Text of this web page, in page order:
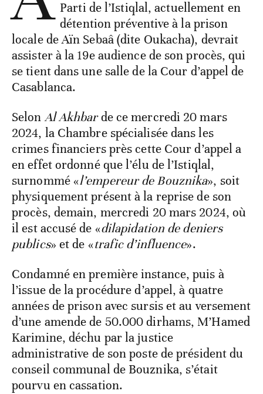
Parti de l’Istiqlal, actuellement en
détention préventive à la prison
locale de Aïn Sebaâ (dite Oukacha), devrait
assister à la 19e audience de son procès, qui
se tient dans une salle de la Cour d’appel de
Casablanca.
SelonAl Akhbarde ce mercredi 20 mars
2024, la Chambre spécialisée dans les
crimes financiers près cette Cour d’appel a
en effet ordonné que l’élu de l’Istiqlal,
surnommé «l’empereur de Bouznika», soit
physiquement présent à la reprise de son
procès, demain, mercredi 20 mars 2024, où
il est accusé de «dilapidation de deniers
publics» et de «trafic d’influence».
Condamné en première instance, puis à
l’issue de la procédure d’appel, à quatre
années de prison avec sursis et au versement
d’une amende de 50.000 dirhams, M’Hamed
Karimine, déchu par la justice
administrative de son poste de président du
conseil communal de Bouznika, s’était
pourvu en cassation.